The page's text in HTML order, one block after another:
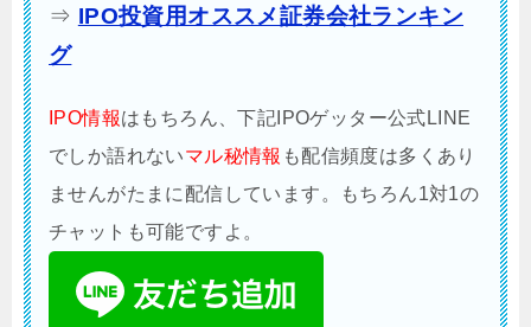
⇒ IPO投資用オススメ証券会社ランキン
グ
IPO情報はもちろん、下記IPOゲッター公式LINE
でしか語れないマル秘情報 も配信頻度は多くあり
ませんがたまに配信しています。もちろん1対1の
チャットも可能ですよ。